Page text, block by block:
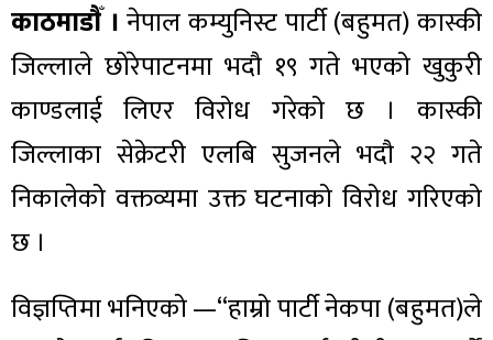
काठमाडाैँ । नेपाल कम्युनिस्ट पार्टी (बहुमत) कास्की
जिल्लाले छोरेपाटनमा भदौ १९ गते भएको खुकुरी
काण्डलाई लिएर विरोध गरेको छ । कास्की
जिल्लाका सेक्रेटरी एलबि सुजनले भदौ २२ गते
निकालेको वक्तव्यमा उक्त घटनाको विरोध गरिएको
छ ।
विज्ञप्तिमा भनिएको —“हाम्रो पार्टी नेकपा (बहुमत)ले